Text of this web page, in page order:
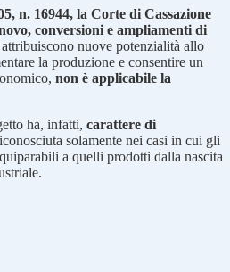
n. 16944, la Corte di Cassazione
conversioni e ampliamenti di
nuove potenzialità allo
la produzione e consentire un
non è applicabile la
ha, infatti, carattere di
solamente nei casi in cui gli
a quelli prodotti dalla nascita